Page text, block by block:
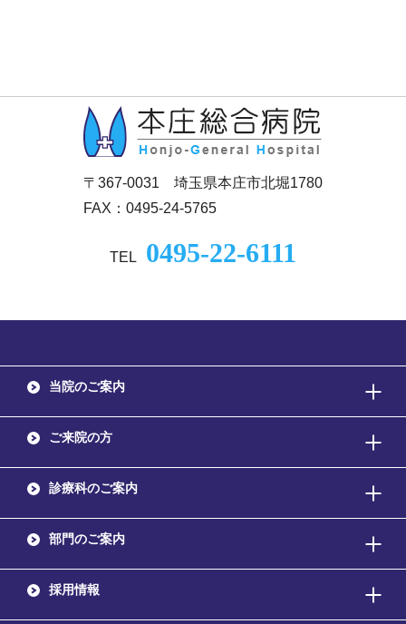
〒367-0031 埼玉県本庄市北堀1780
FAX：0495-24-5765
TEL 0495-22-6111
当院のご案内
ご来院の方
診療科のご案内
部門のご案内
採用情報